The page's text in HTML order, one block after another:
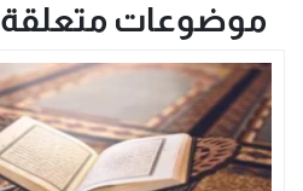
موضوعات متعلقة